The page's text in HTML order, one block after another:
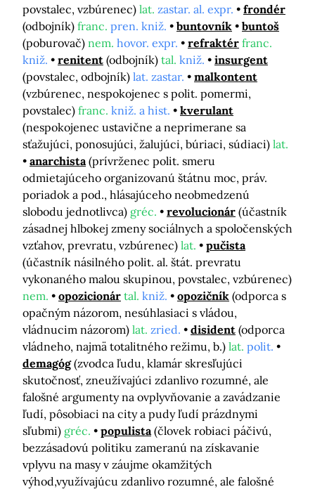
povstalec, vzbúrenec) lat. zastar. al. expr.
frondér
(odbojník) franc. pren. kniž. buntovník
buntoš
(poburovač) nem. hovor. expr. refraktér franc.
kniž.
renitent (odbojník) tal. kniž.
insurgent
(povstalec, odbojník) lat. zastar.
malkontent
(vzbúrenec, nespokojenec s polit. pomermi,
povstalec) franc. kniž. a hist.
kverulant
(nespokojenec ustavične a neprimerane sa
sťažujúci, ponosujúci, žalujúci, búriaci, súdiaci) lat.
anarchista (prívrženec polit. smeru
odmietajúceho organizovanú štátnu moc, práv.
poriadok a pod., hlásajúceho neobmedzenú
slobodu jednotlivca) gréc. revolucionár (účastník
zásadnej hlbokej zmeny sociálnych a spoločenských
vzťahov, prevratu, vzbúrenec) lat.
pučista
(účastník násilného polit. al. štát. prevratu
vykonaného malou skupinou, povstalec, vzbúrenec)
nem.
opozicionár tal. kniž. opozičník (odporca s
opačným názorom, nesúhlasiaci s vládou,
vládnucim názorom) lat. zried. disident (odporca
vládneho, najmä totalitného režimu, b.) lat. polit.
demagóg (zvodca ľudu, klamár skresľujúci
skutočnosť, zneužívajúci zdanlivo rozumné, ale
falošné argumenty na ovplyvňovanie a zavádzanie
ľudí, pôsobiaci na city a pudy ľudí prázdnymi
sľubmi) gréc. populista (človek robiaci páčivú,
bezzásadovú politiku zameranú na získavanie
vplyvu na masy v záujme okamžitých
výhod,využívajúcu zdanlivo rozumné, ale falošné